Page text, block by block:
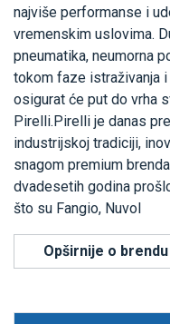
najviše performanse i
vremenskim uslovima.
pneumatika, neumorna
tokom faze istraživanja
osigurat će put do vrha
Pirelli.Pirelli je danas
industrijskoj tradiciji,
snagom premium
dvadesetih godina
što su Fangio, Nuvol
Opširnije o brendu